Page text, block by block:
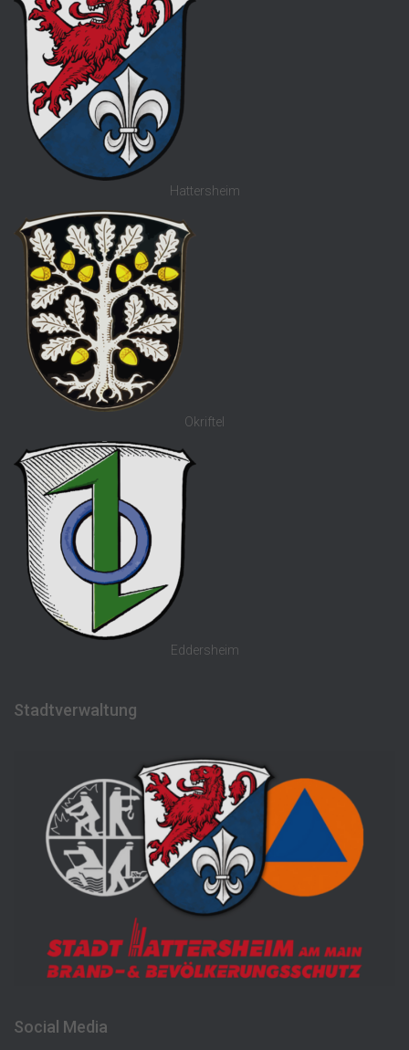
Hattersheim
Okriftel
Eddersheim
Stadtverwaltung
Social Media